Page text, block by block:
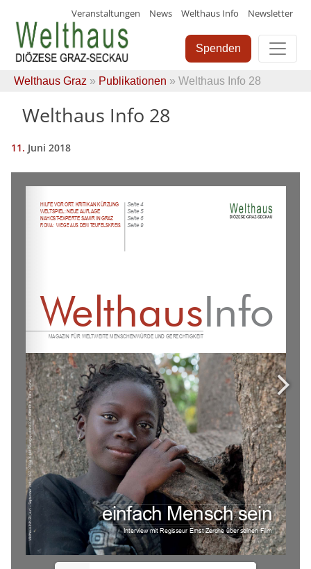
Skip
content
Veranstaltungen News Welthaus Info Newsletter
Spenden
Welthaus Graz » Publikationen » Welthaus Info 28
Welthaus Info 28
11. Juni 2018